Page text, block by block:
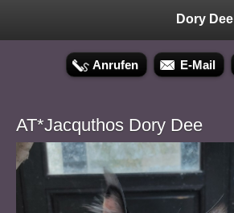
Dory Dee
Anrufen E-Mail
AT*Jacquthos Dory Dee